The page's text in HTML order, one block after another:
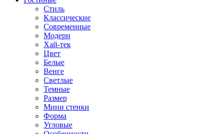
Стиль
Классические
Современные
Модерн
Хай-тек
Цвет
Белые
Венге
Светлые
Темные
Размер
Мини стенки
Форма
Угловые